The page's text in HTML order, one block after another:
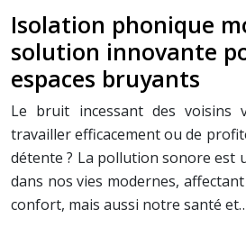
Isolation phonique
solution innovante
espaces bruyants
Le bruit incessant des voisins
travailler efficacement ou de
détente ? La pollution sonore est
dans nos vies modernes,
confort, mais aussi notre santé